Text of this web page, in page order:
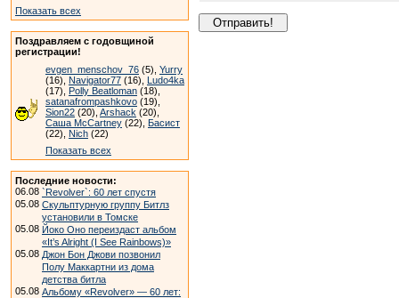
Показать всех
Поздравляем с годовщиной
регистрации!
evgen_menschov_76 (5), Yurry
(16), Navigator77 (16), Ludo4ka
(17), Polly Beatloman (18),
satanafrompashkovo (19),
Sion22 (20), Arshack (20),
Саша McCartney (22), Басист
(22), Nich (22)
Показать всех
Последние новости:
06.08 `Revolver`: 60 лет спустя
05.08 Скульптурную группу Битлз
установили в Томске
05.08 Йоко Оно переиздаст альбом
«It’s Alright (I See Rainbows)»
05.08 Джон Бон Джови позвонил
Полу Маккартни из дома
детства битла
05.08 Альбому «Revolver» — 60 лет: